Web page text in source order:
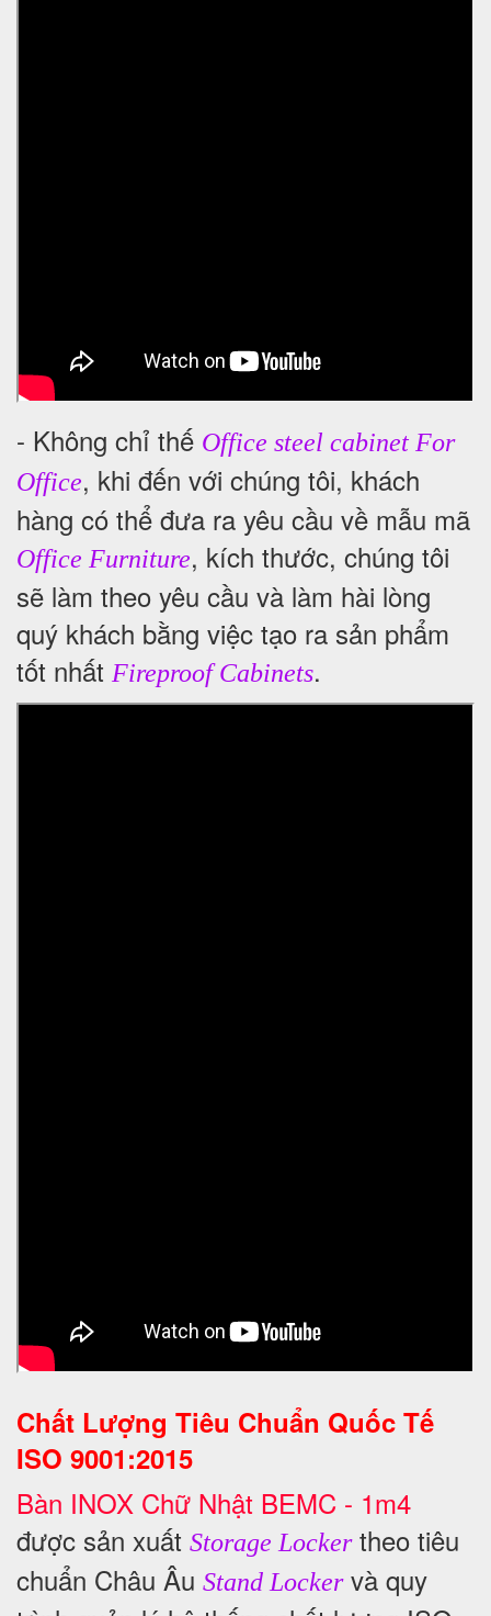
- Không chỉ thế Office steel cabinet For
Office, khi đến với chúng tôi, khách
hàng có thể đưa ra yêu cầu về mẫu mã
Office Furniture, kích thước, chúng tôi
sẽ làm theo yêu cầu và làm hài lòng
quý khách bằng việc tạo ra sản phẩm
tốt nhất Fireproof Cabinets.
Chất Lượng Tiêu Chuẩn Quốc Tế
ISO 9001:2015
Bàn INOX Chữ Nhật BEMC - 1m4
được sản xuất Storage Lockertheo tiêu
chuẩn Châu Âu Stand Lockervà quy